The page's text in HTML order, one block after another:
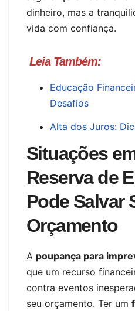
dinheiro, mas a
vida com confiança.
Leia Também:
Educação
Desafios
Alta dos Juros:
Situações
Reserva de
Pode Salvar
Orçamento
A poupança para
que um recurso
contra eventos
seu orçamento. Ter um